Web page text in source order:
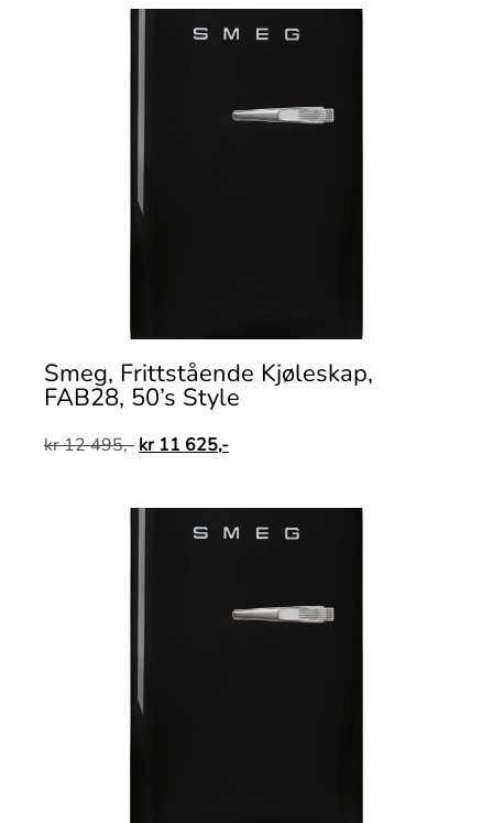
Smeg, Frittstående Kjøleskap,
FAB28, 50’s Style
kr12 495,- kr11 625,-